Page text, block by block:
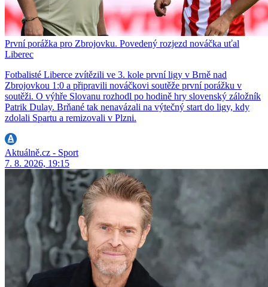
První porážka pro Zbrojovku. Povedený rozjezd nováčka uťal
Liberec
Fotbalisté Liberce zvítězili ve 3. kole první ligy v Brně nad
Zbrojovkou 1:0 a připravili nováčkovi soutěže první porážku v
soutěži. O výhře Slovanu rozhodl po hodině hry slovenský záložník
Patrik Dulay. Brňané tak nenavázali na výtečný start do ligy, kdy
zdolali Spartu a remizovali v Plzni.
Aktuálně.cz - Sport
7. 8. 2026, 19:15